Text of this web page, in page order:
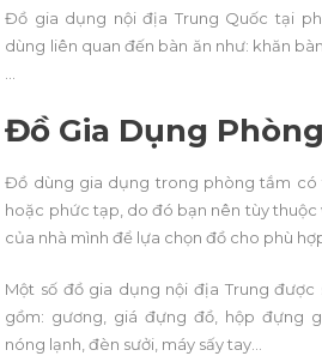
Đồ gia dụng nội địa Trung Quốc tại
dùng liên quan đến bàn ăn như: khăn
…
Đồ Gia Dụng
Đồ dùng gia dụng trong phòng tắm có
hoặc phức tạp, do đó bạn nên tùy
của nhà mình để lựa chọn đồ cho phù
Một số đồ gia dụng nội địa Trung
gồm: gương, giá đựng đồ, hộp đựng
nóng lạnh, đèn sưởi, máy sấy tay…